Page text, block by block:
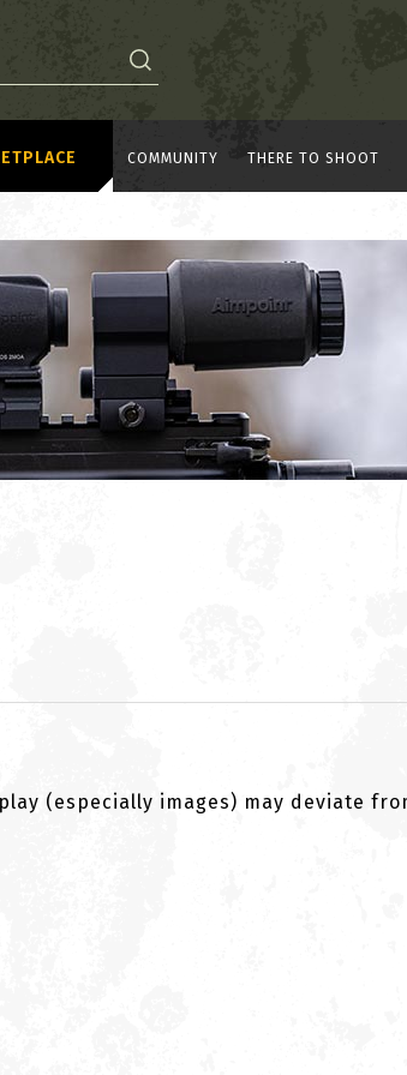
COMMUNITY THERE TO SHOOT
(especially images) may deviate